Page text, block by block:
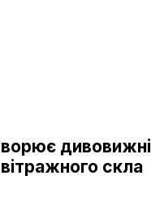
дивовижні
скла